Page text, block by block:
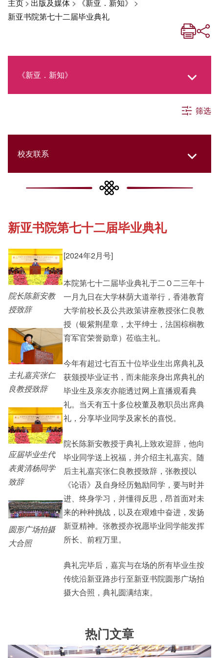
主页> 出版及媒体 > 《新亚．新知》 >
新亚书院第七十二届毕业典礼
《新亚．新知》
社交媒体专栏
《新亚简讯》
《新亚书院概览》
其他书院出版
新亚影集
影片库
筛选
校友联系
College Updates
Cultural Topics
Student Development
Staff Engagement
新亚书院第七十二届毕业典礼
院长陈新安教
授致辞
主礼嘉宾张仁
良教授致辞
应届毕业生代
表黄清杨同学
致辞
圆形广场拍摄
大合照
[2024年2月号]
本院第七十二届毕业典礼于二Ｏ二三年十
一月九日在大学林荫大道举行，香港教育
大学前校长及公共政策讲座教授张仁良教
授（银紫荆星章，太平绅士，法国棕榈教
育军官荣誉勋章）莅临主礼。
今年有超过七百五十位毕业生出席典礼及
获颁授毕业证书，而未能亲身出席典礼的
毕业生及亲友亦能透过网上直播观看典
礼。当天有五十多位校董及教职员出席典
礼，分享毕业同学及家长的喜悦。
院长陈新安教授于典礼上致欢迎辞，他向
毕业同学送上祝福，并介绍主礼嘉宾。随
后主礼嘉宾张仁良教授致辞，张教授以
《论语》及自身经历勉励同学，要与时并
进、终身学习，并懂得反思，昂首面对未
来的种种挑战，以及在艰难中奋进，发扬
新亚精神。张教授亦祝愿毕业同学能发挥
所长、前程万里。
典礼完毕后，嘉宾与在场的所有毕业生按
传统沿新亚路步行至新亚书院圆形广场拍
摄大合照，典礼圆满结束。
热门文章